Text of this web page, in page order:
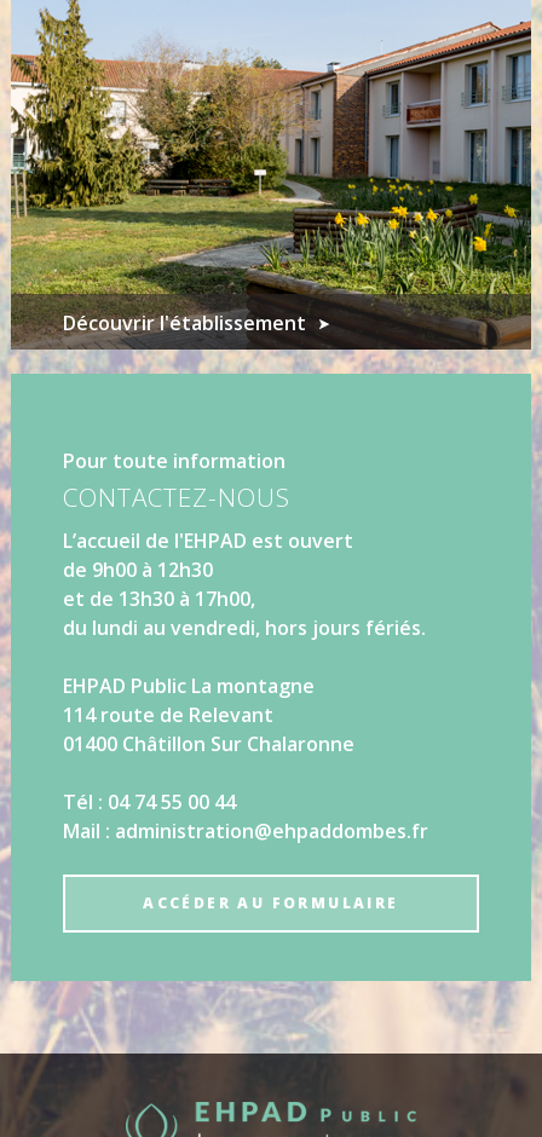
Découvrir l'établissement
Pour toute information
CONTACTEZ-NOUS
L’accueil de l'EHPAD est ouvert
de 9h00 à 12h30
et de 13h30 à 17h00,
du lundi au vendredi, hors jours fériés.
EHPAD Public La montagne
114 route de Relevant
01400 Châtillon Sur Chalaronne
Tél : 04 74 55 00 44
Mail : administration@ehpaddombes.fr
ACCÉDER AU FORMULAIRE